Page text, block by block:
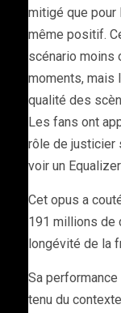
mitigé que pour
même positif.
scénario moins
moments, mais
qualité des
Les fans ont
rôle de justicier
voir un
Cet opus a
191 millions de
longévité de la
Sa
tenu du